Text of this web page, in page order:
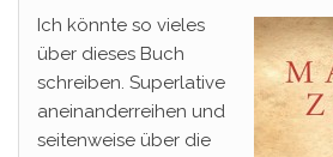
Ich könnte so vieles
über dieses Buch
schreiben. Superlative
aneinanderreihen und
seitenweise über die